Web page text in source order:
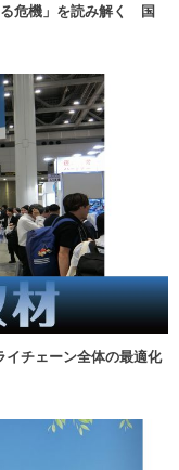
る危機」を読み解く 国
イチェーン全体の最適化